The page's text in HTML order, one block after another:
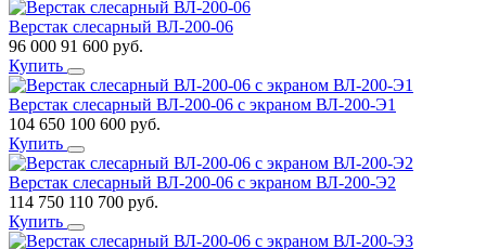
Верстак слесарный ВЛ-200-06
96 000 91 600 руб.
Купить
Верстак слесарный ВЛ-200-06 с экраном ВЛ-200-Э1
104 650 100 600 руб.
Купить
Верстак слесарный ВЛ-200-06 с экраном ВЛ-200-Э2
114 750 110 700 руб.
Купить